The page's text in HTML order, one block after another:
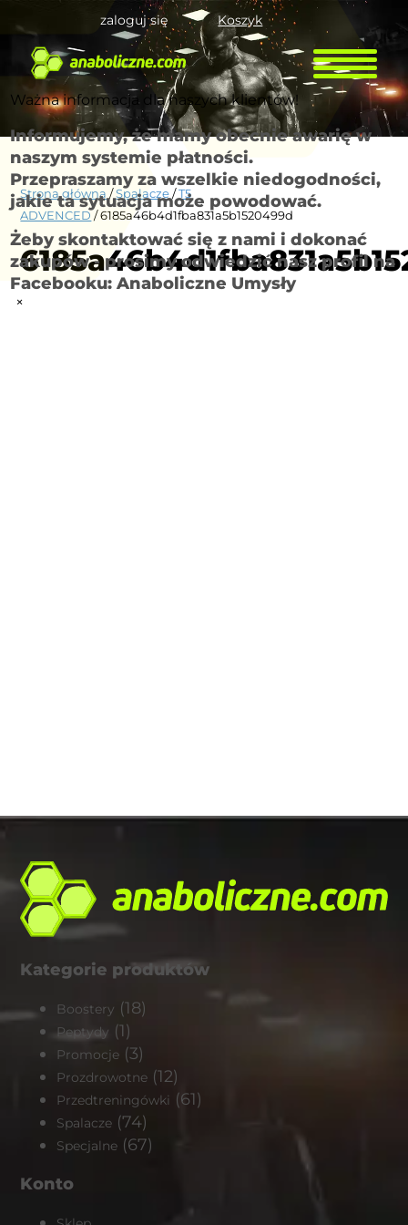
Koszyk
zaloguj się
Strona główna /Spalacze/T5
ADVENCED/ 6185a46b4d1fba831a5b1520499d
Kategorie produktów
Boostery (18)
Peptydy (1)
Promocje (3)
Prozdrowotne (12)
Przedtreningówki (61)
Spalacze (74)
Specjalne (67)
Konto
Ważna informacja dla naszych klientów!
Informujemy, że mamy obecnie awarię w
naszym systemie płatności.
Przepraszamy za wszelkie niedogodności,
jakie ta sytuacja może powodować.
Żeby skontaktować się z nami i dokonać
zakupów - prosimy odwiedzić nasz profil na
Facebooku: Anaboliczne Umysły
×